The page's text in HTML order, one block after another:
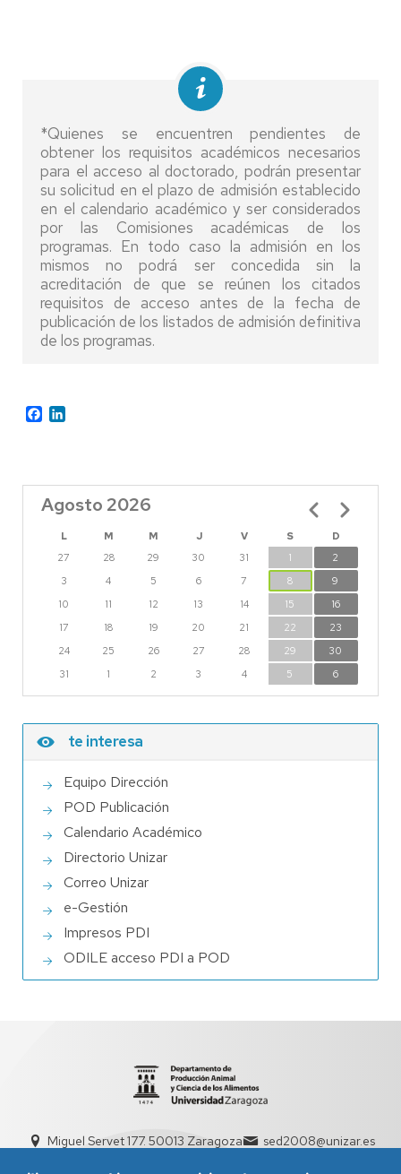
*Quienes se encuentren pendientes de
obtener los requisitos académicos necesarios
para el acceso al doctorado, podrán presentar
su solicitud en el plazo de admisión establecido
en el calendario académico y ser considerados
por las Comisiones académicas de los
programas. En todo caso la admisión en los
mismos no podrá ser concedida sin la
acreditación de que se reúnen los citados
requisitos de acceso antes de la fecha de
publicación de los listados de admisión definitiva
de los programas.
Facebook
Agosto 2026
L M M J V S
D
27
28 29 30 31 1
2
3
4 5 6 7 8
9
10
11 12 13 14 15
16
17
18 19 20 21 22
23
24
25 26 27 28 29
30
31
1 2 3 4 5 6
Paginación
te interesa
Equipo Dirección
POD Publicación
Calendario Académico
Directorio Unizar
Correo Unizar
e-Gestión
Impresos PDI
ODILE acceso PDI a POD
Miguel Servet 177. 50013 Zaragoza
sed2008@unizar.es